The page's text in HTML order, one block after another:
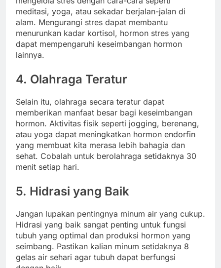
meditasi, yoga, atau sekadar berjalan-jalan di
alam. Mengurangi stres dapat membantu
menurunkan kadar kortisol, hormon stres yang
dapat mempengaruhi keseimbangan hormon
lainnya.
4. Olahraga Teratur
Selain itu, olahraga secara teratur dapat
memberikan manfaat besar bagi keseimbangan
hormon. Aktivitas fisik seperti jogging, berenang,
atau yoga dapat meningkatkan hormon endorfin
yang membuat kita merasa lebih bahagia dan
sehat. Cobalah untuk berolahraga setidaknya 30
menit setiap hari.
5. Hidrasi yang Baik
Jangan lupakan pentingnya minum air yang cukup.
Hidrasi yang baik sangat penting untuk fungsi
tubuh yang optimal dan produksi hormon yang
seimbang. Pastikan kalian minum setidaknya 8
gelas air sehari agar tubuh dapat berfungsi